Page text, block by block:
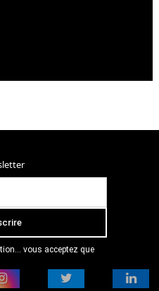
vous acceptez que
de vous envoyer
Pour plus